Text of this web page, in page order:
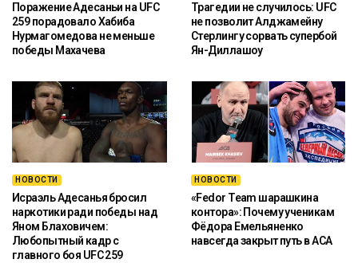
Поражение Адесаньи на UFC
259 порадовало Хабиба
Нурмагомедова не меньше
победы Махачева
Трагедии не случилось: UFC
не позволит Алджамейну
Стерлингу сорвать супербой
Ян-Диллашоу
НОВОСТИ
Исраэль Адесанья бросил
наркотики ради победы над
Яном Блаховичем:
Любопытный кадр с
главного боя UFC 259
НОВОСТИ
«Fedor Team шарашкина
контора»: Почему ученикам
Фёдора Емельяненко
навсегда закрыт путь в ACA